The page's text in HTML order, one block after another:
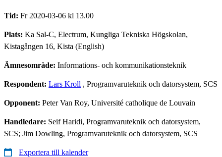
Tid: Fr 2020-03-06 kl 13.00
Plats: Ka Sal-C, Electrum, Kungliga Tekniska Högskolan,
Kistagången 16, Kista (English)
Ämnesområde: Informations- och kommunikationsteknik
Respondent: Lars Kroll , Programvaruteknik och datorsystem, SCS
Opponent: Peter Van Roy, Université catholique de Louvain
Handledare: Seif Haridi, Programvaruteknik och datorsystem,
SCS; Jim Dowling, Programvaruteknik och datorsystem, SCS
Exportera till kalender